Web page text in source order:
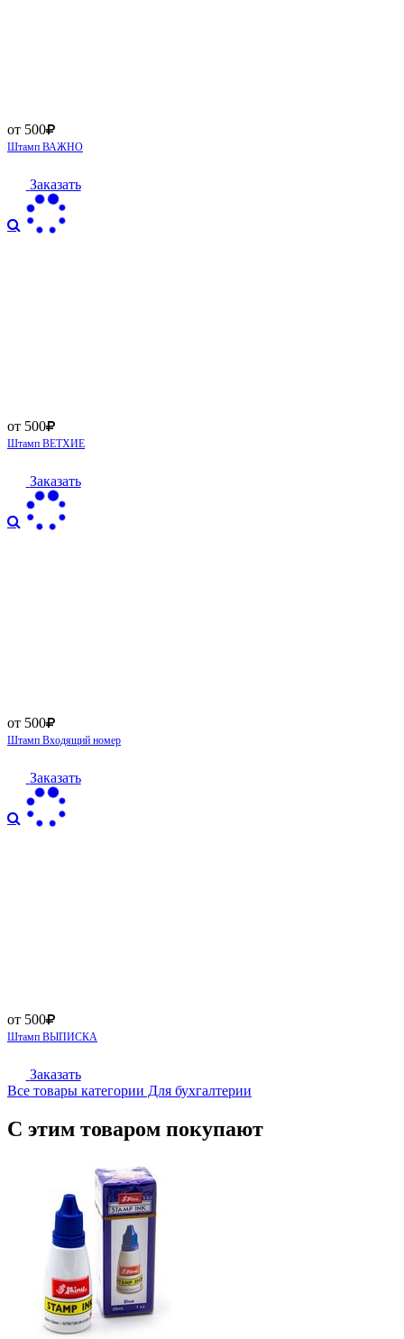
от 500
Штамп ВАЖНО
Заказать
от 500
Штамп ВЕТХИЕ
Заказать
от 500
Штамп Входящий номер
Заказать
от 500
Штамп ВЫПИСКА
Заказать
Все товары категории Для бухгалтерии
С этим товаром покупают